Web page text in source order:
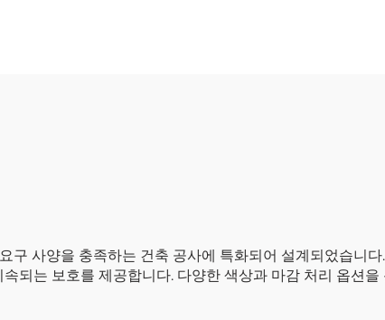
구 사양을 충족하는 건축 공사에 특화되어 설계되었습니
되는 보호를 제공합니다. 다양한 색상과 마감 처리 옵션